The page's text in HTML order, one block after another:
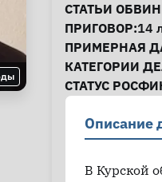
СТАТЬИ
ПРИГОВОР:14
ПРИМЕРНАЯ
КАТЕГОРИИ
СТАТУС
Описание
В Курской